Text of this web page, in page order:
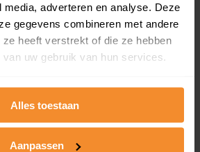
adverteren en analyse. Deze
gegevens combineren met andere
ze heeft verstrekt of die ze hebben
uw gebruik van hun services.
Alles toestaan
Aanpassen
0%
Bouwjaar